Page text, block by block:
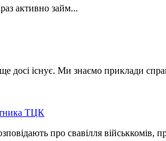
активно займ...
досі існує. Ми знаємо приклади
ТЦК
про свавілля військкомів,